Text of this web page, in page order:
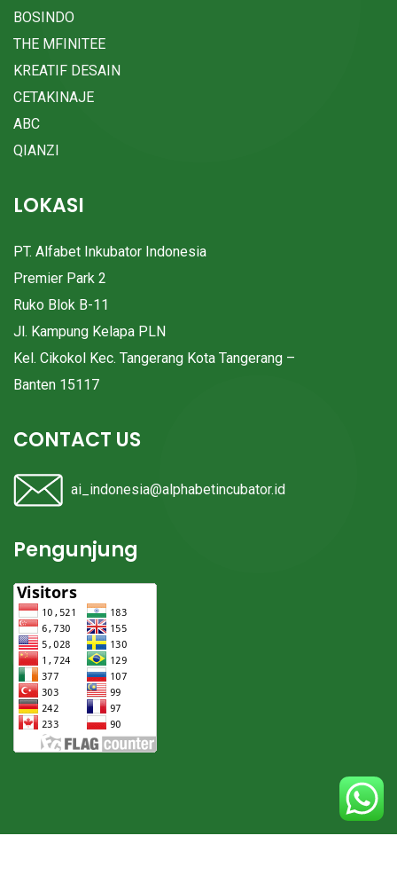
BOSINDO
THE MFINITEE
KREATIF DESAIN
CETAKINAJE
ABC
QIANZI
LOKASI
PT. Alfabet Inkubator Indonesia
Premier Park 2
Ruko Blok B-11
Jl. Kampung Kelapa PLN
Kel. Cikokol Kec. Tangerang Kota Tangerang –
Banten 15117
CONTACT US
ai_indonesia@alphabetincubator.id
Pengunjung